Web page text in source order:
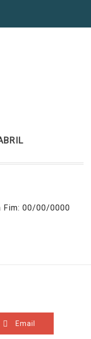
Fim: 00/00/0000
Email